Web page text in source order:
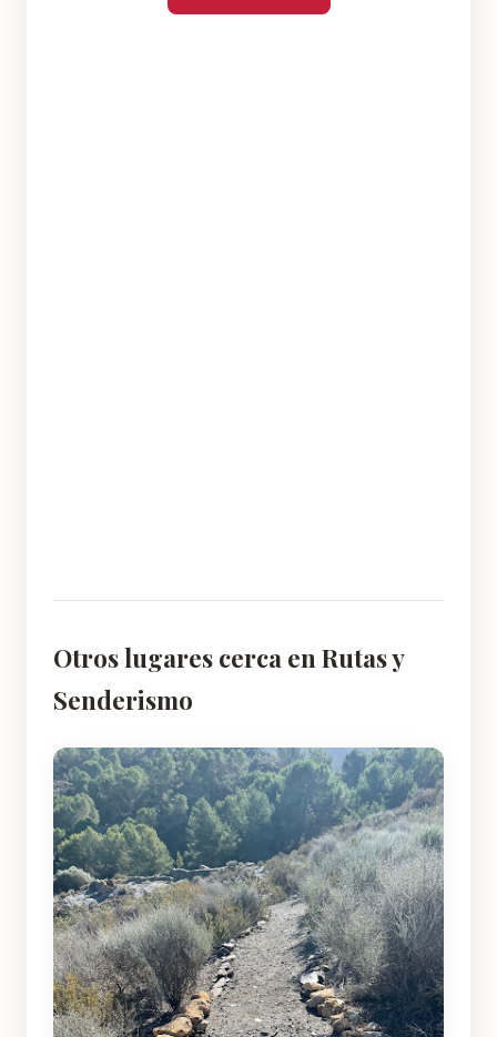
Otros lugares cerca en Rutas y
Senderismo